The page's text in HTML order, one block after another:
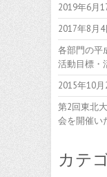
2019年6月
2017年8月
各部門の平
活動目標・
2015年10
第2回東北
会を開催い
カテ